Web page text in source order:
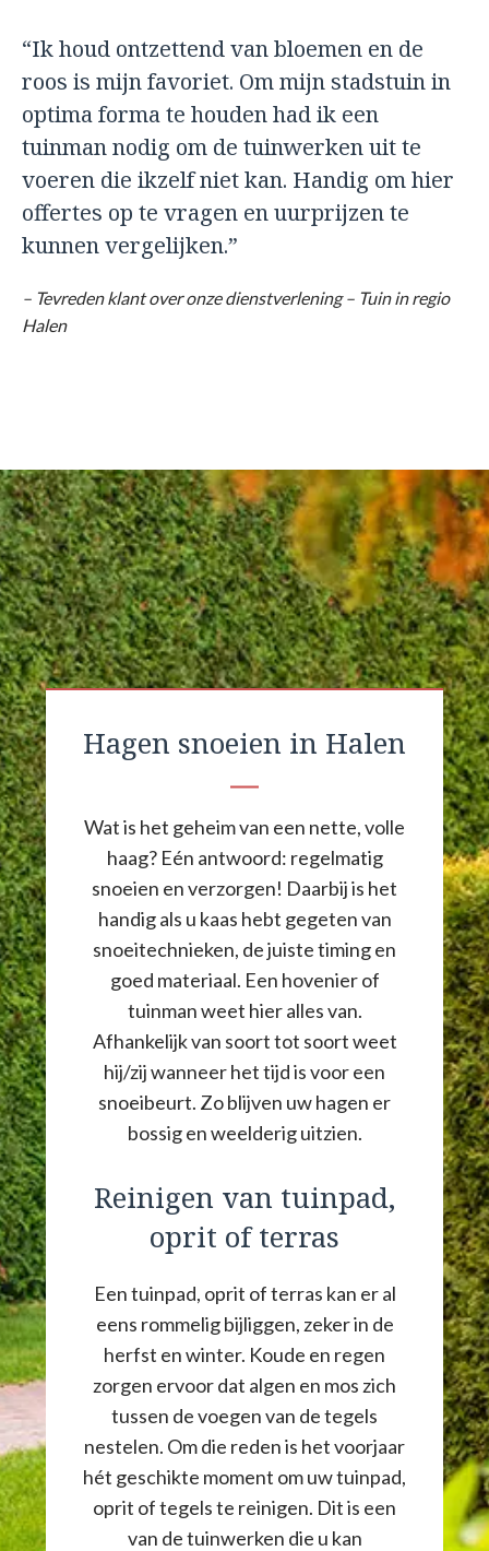
“Ik houd ontzettend van bloemen en de
roos is mijn favoriet. Om mijn stadstuin in
optima forma te houden had ik een
tuinman nodig om de tuinwerken uit te
voeren die ikzelf niet kan. Handig om hier
offertes op te vragen en uurprijzen te
kunnen vergelijken.”
– Tevreden klant over onze dienstverlening – Tuin in regio
Halen
Hagen snoeien in Halen
Wat is het geheim van een nette, volle
haag? Eén antwoord: regelmatig
snoeien en verzorgen! Daarbij is het
handig als u kaas hebt gegeten van
snoeitechnieken, de juiste timing en
goed materiaal. Een hovenier of
tuinman weet hier alles van.
Afhankelijk van soort tot soort weet
hij/zij wanneer het tijd is voor een
snoeibeurt. Zo blijven uw hagen er
bossig en weelderig uitzien.
Reinigen van tuinpad,
oprit of terras
Een tuinpad, oprit of terras kan er al
eens rommelig bijliggen, zeker in de
herfst en winter. Koude en regen
zorgen ervoor dat algen en mos zich
tussen de voegen van de tegels
nestelen. Om die reden is het voorjaar
hét geschikte moment om uw tuinpad,
oprit of tegels te reinigen. Dit is een
van de tuinwerken die u kan